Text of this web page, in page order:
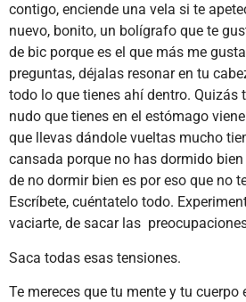
contigo, enciende una vela si te
nuevo, bonito, un bolígrafo que te
de bic porque es el que más me
preguntas, déjalas resonar en tu
todo lo que tienes ahí dentro. Quizás
nudo que tienes en el estómago
que llevas dándole vueltas mucho
cansada porque no has dormido
de no dormir bien es por eso que no
Escríbete, cuéntatelo todo.
vaciarte, de sacar las
Saca todas esas tensiones.
Te mereces que tu mente y tu cuerpo